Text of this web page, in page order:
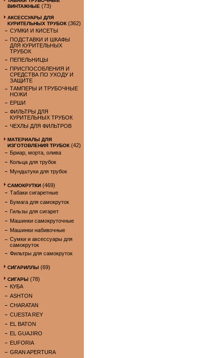
ВИНТАЖНЫЕ (73)
АКСЕССУАРЫ ДЛЯ
КУРИТЕЛЬНЫХ ТРУБОК (362)
СУМКИ И КИСЕТЫ
ПОДСТАВКИ И ШКАФЫ
ДЛЯ КУРИТЕЛЬНЫХ
ТРУБОК
ПЕПЕЛЬНИЦЫ
ПРИСПОСОБЛЕНИЯ И
СРЕДСТВА ПО УХОДУ И
ЗАЩИТЕ
ТАМПЕРЫ И ТРУБОЧНЫЕ
НОЖИ
ЕРШИ
ФИЛЬТРЫ ДЛЯ
КУРИТЕЛЬНЫХ ТРУБОК
ЧЕХЛЫ ДЛЯ ФИЛЬТРОВ
МАТЕРИАЛЫ ДЛЯ
ИЗГОТОВЛЕНИЯ ТРУБОК (42)
Бриар, морта, олива
Кольца для трубок
Мундштуки для трубок
САМОКРУТКИ (469)
Табаки сигаретные
Бумага для самокруток
Гильзы для сигарет
Машинки самокруточные
Машинки набивочные
Сумки и аксессуары для
самокруток
Фильтры для самокруток
СИГАРИЛЛЫ (69)
СИГАРЫ (78)
КУБА
ASHTON
CHARATAN
CUESTA REY
EL BATON
EL GUAJIRO
EUFORIA
GRAN APERTURA